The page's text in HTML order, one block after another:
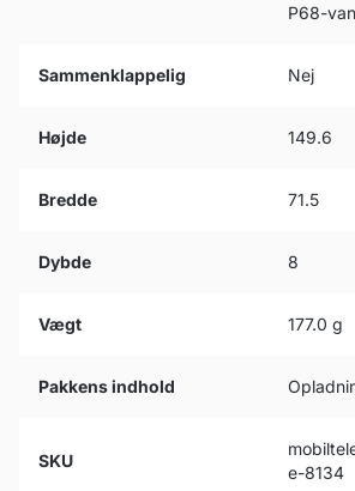
P68-
Sammenklappelig Nej
Højde 149.6
Bredde 71.5
Dybde 8
Vægt 177.0 g
Pakkens indhold
SKU
e-8134